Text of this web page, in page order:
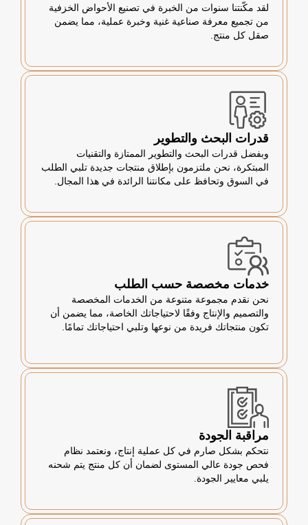
لقد مكّنتنا سنوات من الخبرة في تصنيع الأحواض الخزفية
من تجميع معرفة صناعية غنية وخبرة عملية، مما يضمن
صقل كل منتج.
قدرات البحث والتطوير
وبفضل قدرات البحث والتطوير الممتازة والتقنيات
المبتكرة، نحن ملتزمون بإطلاق منتجات جديدة تلبي الطلب
في السوق وتحافظ على مكانتنا الرائدة في هذا المجال.
خدمات مخصصة حسب الطلب
نحن نقدم مجموعة متنوعة من الخدمات المخصصة
والتصميم والإنتاج وفقًا لاحتياجاتك الخاصة، مما يضمن أن
تكون منتجاتك فريدة من نوعها وتلبي احتياجاتك تمامًا.
مراقبة الجودة
نتحكم بشكل صارم في كل عملية إنتاج، ونعتمد نظام
فحص جودة عالي المستوى لضمان أن كل منتج يتم شحنه
يلبي معايير الجودة.